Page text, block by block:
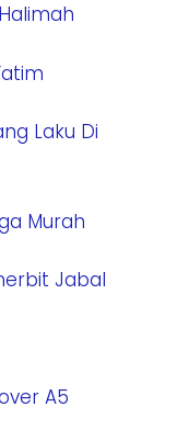
Laku Di
Murah
Jabal
A5